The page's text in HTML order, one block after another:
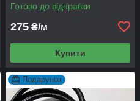
Готово до відправки
275 ₴/м
Купити
Подарунок